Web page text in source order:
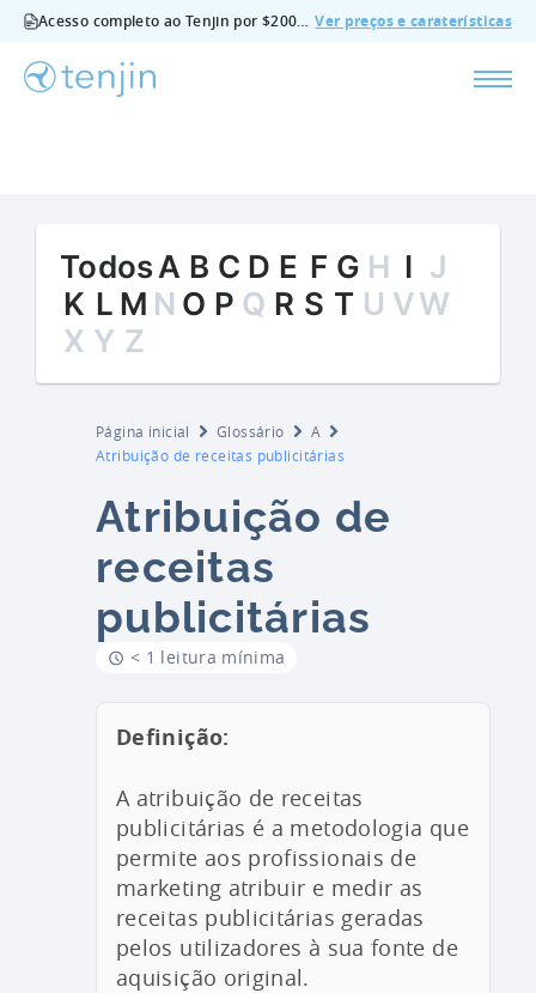
Acesso completo ao Tenjin por $200/mês - todas as funcionalidades, sem suplementos, cancelar em qualquer altura. Ver preços e caraterísticas
TodosA B C D E F G H I J
K L M N O P Q R S T U VW
X Y Z
Página inicial Glossário
A
Atribuição de receitas publicitárias
Atribuição de
receitas
publicitárias
< 1 leitura mínima
Definição:
A atribuição de receitas
publicitárias é a metodologia que
permite aos profissionais de
marketing atribuir e medir as
receitas publicitárias geradas
pelos utilizadores à sua fonte de
aquisição original.